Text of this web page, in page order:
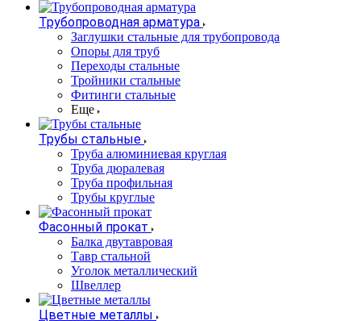
Трубопроводная арматура
Заглушки стальные для трубопровода
Опоры для труб
Переходы стальные
Тройники стальные
Фитинги стальные
Еще
Трубы стальные
Труба алюминиевая круглая
Труба дюралевая
Труба профильная
Трубы круглые
Фасонный прокат
Балка двутавровая
Тавр стальной
Уголок металлический
Швеллер
Цветные металлы